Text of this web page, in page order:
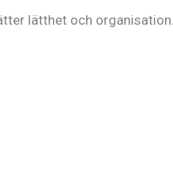
lätthet och